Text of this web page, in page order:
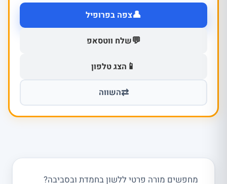
👤צפה בפרופיל
💬שלח ווטסאפ
📱 הצג טלפון
⇄השווה
מחפשים מורה פרטי ללשון בחמדת ובסביבה?